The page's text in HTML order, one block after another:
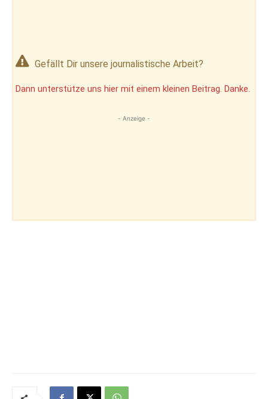
Gefällt Dir unsere journalistische Arbeit?
Dann unterstütze uns hier mit einem kleinen Beitrag. Danke.
- Anzeige -